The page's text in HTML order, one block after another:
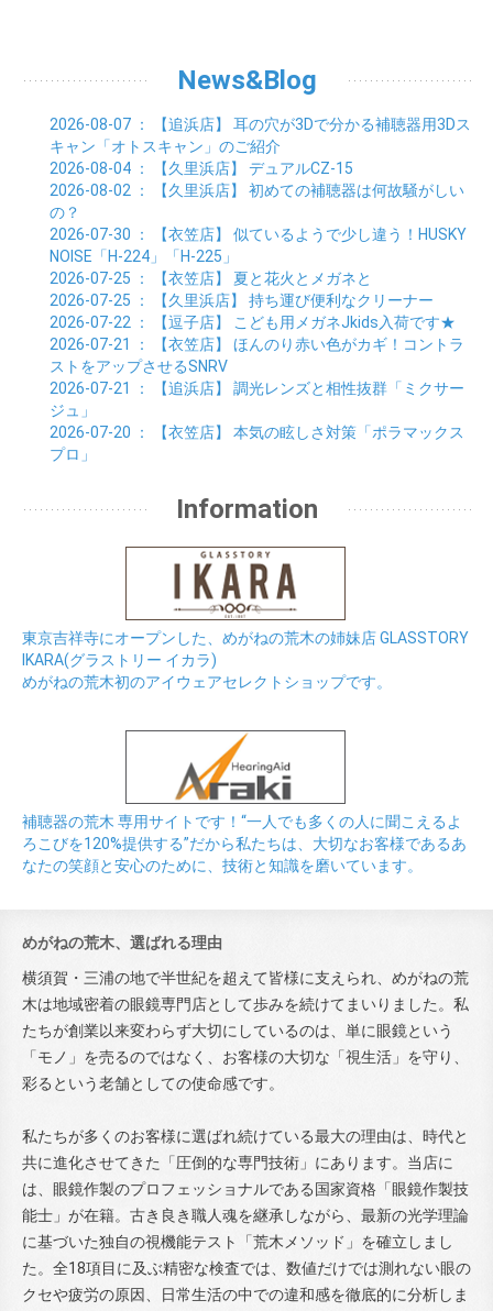
01月 (7)
02月 (3)
01月 (6)
03月 (6)
02月 (9)
01月 (11)
06月 (2)
News&Blog
2026-08-07 ： 【追浜店】 耳の穴が3Dで分かる補聴器用3Dス
キャン「オトスキャン」のご紹介
2026-08-04 ： 【久里浜店】 デュアルCZ-15
2026-08-02 ： 【久里浜店】 初めての補聴器は何故騒がしい
の？
2026-07-30 ： 【衣笠店】 似ているようで少し違う！HUSKY
NOISE「H-224」「H-225」
2026-07-25 ： 【衣笠店】 夏と花火とメガネと
2026-07-25 ： 【久里浜店】 持ち運び便利なクリーナー
2026-07-22 ： 【逗子店】
こども用メガネJkids入荷です★
2026-07-21
： 【衣笠店】 ほんのり赤い色がカギ！コントラ
ストをアップさせるSNRV
2026-07-21
： 【追浜店】 調光レンズと相性抜群「ミクサー
ジュ」
2026-07-20 ： 【衣笠店】 本気の眩しさ対策「ポラマックス
プロ」
Information
東京吉祥寺にオープンした、めがねの荒木の姉妹店 GLASSTORY
IKARA(グラストリー イカラ)
めがねの荒木初のアイウェアセレクトショップです。
補聴器の荒木 専用サイトです！“一人でも多くの人に聞こえるよ
ろこびを120%提供する”だから私たちは、大切なお客様であるあ
なたの笑顔と安心のために、技術と知識を磨いています。
めがねの荒木、選ばれる理由
横須賀・三浦の地で半世紀を超えて皆様に支えられ、めがねの荒
木は地域密着の眼鏡専門店として歩みを続けてまいりました。私
たちが創業以来変わらず大切にしているのは、単に眼鏡という
「モノ」を売るのではなく、お客様の大切な「視生活」を守り、
彩るという老舗としての使命感です。
私たちが多くのお客様に選ばれ続けている最大の理由は、時代と
共に進化させてきた「圧倒的な専門技術」にあります。当店に
は、眼鏡作製のプロフェッショナルである国家資格「眼鏡作製技
能士」が在籍。古き良き職人魂を継承しながら、最新の光学理論
に基づいた独自の視機能テスト「荒木メソッド」を確立しまし
た。全18項目に及ぶ精密な検査では、数値だけでは測れない眼の
クセや疲労の原因、日常生活の中での違和感を徹底的に分析しま